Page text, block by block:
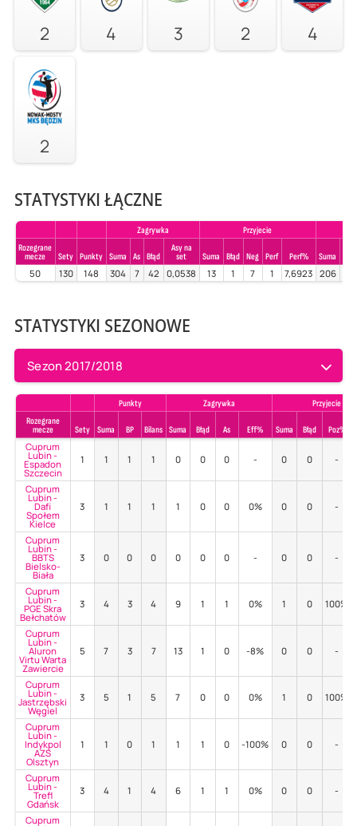
2 4 3 2 4
2
STATYSTYKI ŁĄCZNE
Zagrywka
Przyjecie
Rozegrane
mecze
Sety Punkty Suma As Błąd
Asy na
set
Suma Błąd Neg Perf Perf% Suma
50 130 148 304 7 42 0,0538 13 1 7 1 7,6923 206
STATYSTYKI SEZONOWE
Sezon 2017/2018
Punkty Zagrywka
Przyjecie
Rozegrane
mecze
Sety Suma BP Bilans Suma Błąd As Eff% Suma Błąd Poz%
Cuprum
Lubin -
Espadon
Szczecin
1 1 1 1 0 0 0 - 0 0 -
Cuprum
Lubin -
Dafi
Społem
Kielce
3 1 1 1 1 0 0 0% 0 0 -
Cuprum
Lubin -
BBTS
Bielsko-
Biała
3 0 0 0 0 0 0 - 0 0 -
Cuprum
Lubin -
PGE Skra
Bełchatów
3 4 3 4 9 1 1 0% 1 0 100%
Cuprum
Lubin -
Aluron
Virtu Warta
Zawiercie
5 7 3 7 13 1 0 -8% 0 0 -
Cuprum
Lubin -
Jastrzębski
Węgiel
3 5 1 5 7 0 0 0% 1 0 100%
Cuprum
Lubin -
Indykpol
AZS
Olsztyn
1 1 0 1 1 1 0 -100% 0 0 -
Cuprum
Lubin -
Trefl
Gdańsk
3 4 1 4 6 1 1 0% 0 0 -
Cuprum